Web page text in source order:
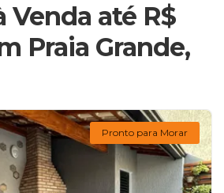
Venda até R$
Praia Grande,
Pronto para Morar